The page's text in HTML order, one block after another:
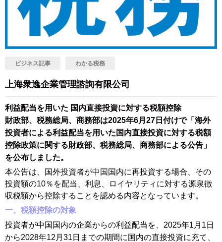
ビジネス記事 わかる税務
上海衆逸企業管理諮詢有限公司
利益配当を用いた 国内直接投資に対する税額控除
財政部、税務総局、商務部は2025年6月27日付けで「海外
投資者による利益配当を用いた国内直接投資に対する税額
控除政策に関する財政部、税務総局、商務部による公告」
を公布しました。
本公告は、国外投資者が中国国内に再投資する場合、その
投資額の10％を配当、利息、ロイヤリティに対する源泉徴
収税額から控除することを認める内容となっています。
一、税額控除の対象
投資者が中国国内の企業からの利益配当を、2025年1月1日
から2028年12月31日までの期間に国内の直接投資に充て、